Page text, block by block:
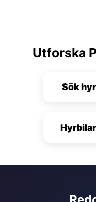
Utforska
Sök